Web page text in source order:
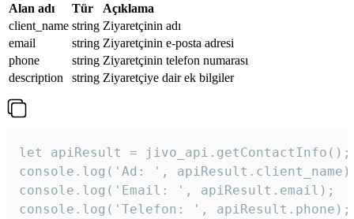
Alan adı Tür
Açıklama
client_name string Ziyaretçinin adı
email
string Ziyaretçinin e-posta adresi
phone
string Ziyaretçinin telefon numarası
description
string Ziyaretçiye dair ek bilgiler
let apiResult = jivo_api.getContactInfo();
console.log('Ad: ',
console.log('Email: ', apiResult.email);
console.log('Telefon: ', apiResult.phone);